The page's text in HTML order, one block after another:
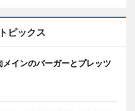
ピックス
インのバーガーとプレッツ